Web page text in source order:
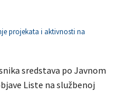
projekata i aktivnosti na
sredstava po Javnom
Liste na službenoj